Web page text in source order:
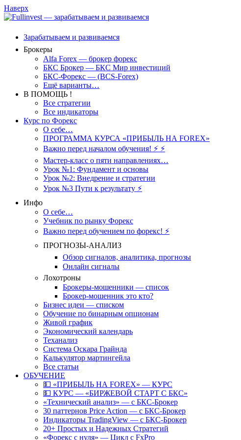
Наверх
Зарабатываем и развиваемся
Брокеры
Alfa Forex — брокер форекс
БКС Брокер — БКС Мир инвестиций
БКС-Форекс — (BCS-Forex)
Ещё варианты…
В ПОМОЩЬ !
Все стратегии
Все индикаторы
Курс по Форекс
О себе…
ПРОГРАММА КУРСА «ПРИБЫЛЬ НА FOREX»
Важно перед началом обучения! ⚡ ⚡
Мастер-класс о пяти направлениях…
Урок №1: Фундамент и основы
Урок №2: Внедрение и стратегии
Урок №3 Пути к результату ⚡️
Инфо
О себе…
Учебник по рынку Форекс
Важно перед обучением по форекс! ⚡
ПРОГНОЗЫ-АНАЛИЗ
Обзор сигналов, аналитика, прогнозы
Онлайн сигналы
Лохотроны
Брокеры-мошенники — список
Брокер-мошенник это кто?
Бизнес идеи — списком
Обучение по бинарным опционам
Живой график
Экономический календарь
Теханализ
Система Оскара Грайнда
Калькулятор мартингейла
Все статьи
ОБУЧЕНИЕ
💵 «ПРИБЫЛЬ НА FOREX» — КУРС
💵 КУРС — «БИРЖЕВОЙ СТАРТ С БКС»
«Технический анализ» — с БКС-Брокер
30 паттернов Price Action — с БКС-Брокер
Индикаторы TradingView — с БКС-Брокер
20+ Простых и Надежных Стратегий
«Форекс с нуля» — Цикл с FxPro